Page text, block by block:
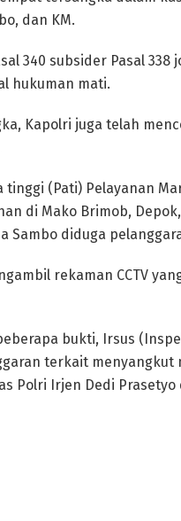
dan KM.
340 subsider Pasal 338
hukuman mati.
Kapolri juga telah
(Pati) Pelayanan
di Mako Brimob,
Sambo diduga
rekaman CCTV
bukti, Irsus
terkait
Polri Irjen Dedi